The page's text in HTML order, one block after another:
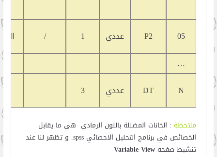
05
P2 عددي 1
/
…
N
DT عددي 3
ملاحظة : الخانات المضللة باللون الرمادي هي ما يقابل
الخصائص في برنامج التحليل الاحصائي spss. و تظهر لنا عند
تنشيط صفحة Variable View